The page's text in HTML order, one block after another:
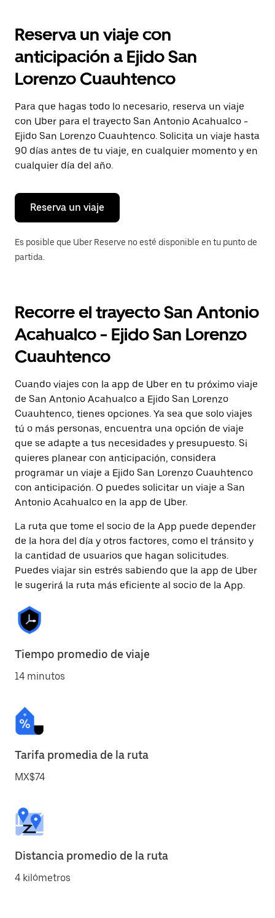
el
y
selecciona
una
Presiona
la
tecla Esc
para
cerrar
el
calendario.
Reserva un viaje con
anticipación a Ejido San
Lorenzo Cuauhtenco
Para que hagas todo lo necesario, reserva un viaje
con Uber para el trayecto San Antonio Acahualco -
Ejido San Lorenzo Cuauhtenco. Solicita un viaje hasta
90 días antes de tu viaje, en cualquier momento y en
cualquier día del año.
Reserva un viaje
Es posible que Uber Reserve no esté disponible en tu punto de
partida.
Recorre el trayecto San Antonio
Acahualco - Ejido San Lorenzo
Cuauhtenco
Cuando viajes con la app de Uber en tu próximo viaje
de San Antonio Acahualco a Ejido San Lorenzo
Cuauhtenco, tienes opciones. Ya sea que solo viajes
tú o más personas, encuentra una opción de viaje
que se adapte a tus necesidades y presupuesto. Si
quieres planear con anticipación, considera
programar un viaje a Ejido San Lorenzo Cuauhtenco
con anticipación. O puedes solicitar un viaje a San
Antonio Acahualco en la app de Uber.
La ruta que tome el socio de la App puede depender
de la hora del día y otros factores, como el tránsito y
la cantidad de usuarios que hagan solicitudes.
Puedes viajar sin estrés sabiendo que la app de Uber
le sugerirá la ruta más eficiente al socio de la App.
Tiempo promedio de viaje
14 minutos
Tarifa promedia de la ruta
MX$74
Distancia promedio de la ruta
4 kilómetros